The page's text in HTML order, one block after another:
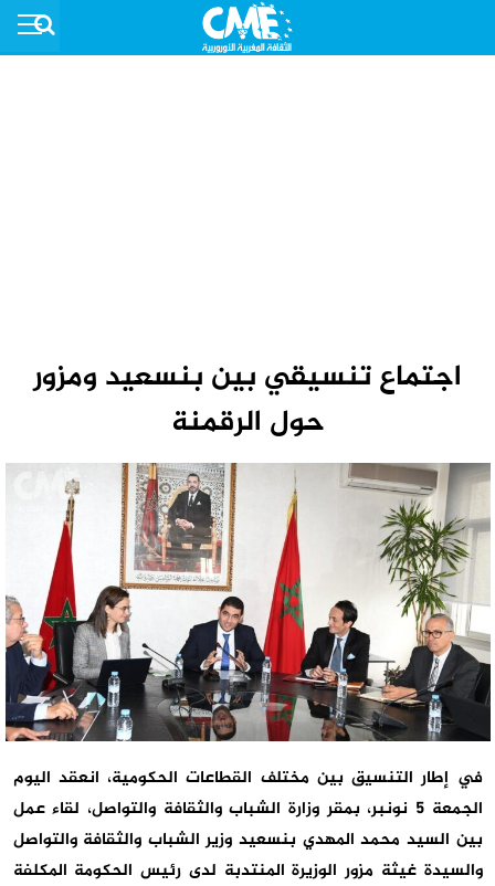
اجتماع تنسيقي بين بنسعيد ومزور
حول الرقمنة
في إطار التنسيق بين مختلف القطاعات الحكومية، انعقد اليوم
الجمعة 5 نونبر، بمقر وزارة الشباب والثقافة والتواصل، لقاء عمل
بين السيد محمد المهدي بنسعيد وزير الشباب والثقافة والتواصل
والسيدة غيثة مزور الوزيرة المنتدبة لدى رئيس الحكومة المكلفة